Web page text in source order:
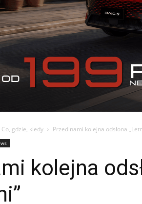
Co, gdzie, kiedy Przed nami kolejna odsłona
kolejna